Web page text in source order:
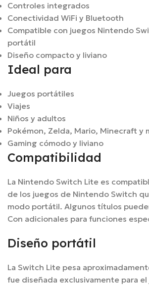
Controles integrados
Conectividad WiFi y Bluetooth
Compatible con juegos Nintendo
portátil
Diseño compacto y liviano
Ideal para
Juegos portátiles
Viajes
Niños y adultos
Pokémon, Zelda, Mario, Minecraft y
Gaming cómodo y liviano
Compatibilidad
La Nintendo Switch Lite es
de los juegos de Nintendo Switch
modo portátil. Algunos títulos
Con adicionales para funciones
Diseño portátil
La Switch Lite pesa
fue diseñada exclusivamente para